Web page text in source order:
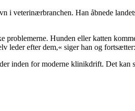
i veterinærbranchen. Han åbnede
problemerne. Hunden eller katten
leder efter dem,« siger han og fortsætter:
inden for moderne klinikdrift. Det kan